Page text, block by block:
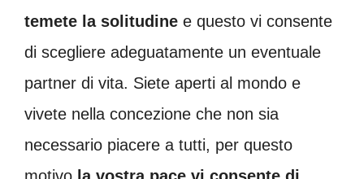
temete la solitudine e questo vi consente
di scegliere adeguatamente un eventuale
partner di vita. Siete aperti al mondo e
vivete nella concezione che non sia
necessario piacere a tutti, per questo